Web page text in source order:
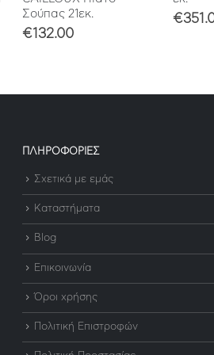
Σούπας 21εκ.
€132.00
€
ΠΛΗΡΟΦΟΡΙΕΣ
Σχετικά με εμάς
Καταστήματα
Blog
Επικοινωνία
Όροι χρήσης
Πολιτική Επιστροφών